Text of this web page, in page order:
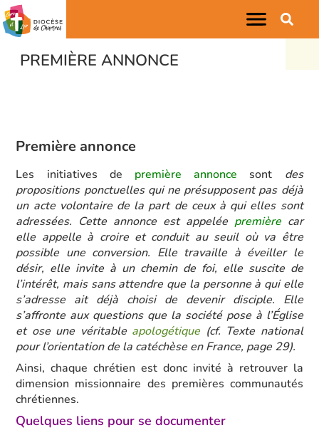
PREMIÈRE ANNONCE
Première annonce
Les initiatives de première annonce sont des
propositions ponctuelles qui ne présupposent pas déjà
un acte volontaire de la part de ceux à qui elles sont
adressées. Cette annonce est appelée première car
elle appelle à croire et conduit au seuil où va être
possible une conversion. Elle travaille à éveiller le
désir, elle invite à un chemin de foi, elle suscite de
l’intérêt, mais sans attendre que la personne à qui elle
s’adresse ait déjà choisi de devenir disciple. Elle
s’affronte aux questions que la société pose à l’Église
et ose une véritable apologétique (cf. Texte national
pour l’orientation de la catéchèse en France, page 29).
Ainsi, chaque chrétien est donc invité à retrouver la
dimension missionnaire des premières communautés
chrétiennes.
Quelques liens pour se documenter